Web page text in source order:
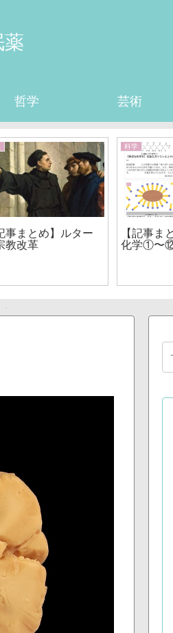
薬
哲学 芸術
事まとめ】ルター
教改革
科学
【記事ま
化学①〜